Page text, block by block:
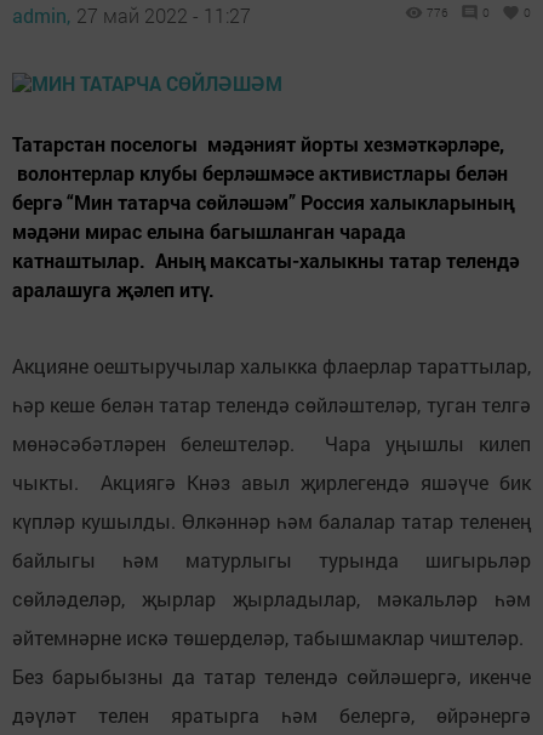
admin, 27 май 2022 - 11:27 776 0 0
Татарстан поселогы мәдәният йорты хезмәткәрләре,
волонтерлар клубы берләшмәсе активистлары белән
бергә “Мин татарча сөйләшәм” Россия халыкларының
мәдәни мирас елына багышланган чарада
катнаштылар. Аның максаты-халыкны татар телендә
аралашуга җәлеп итү.
Акцияне оештыручылар халыкка флаерлар тараттылар,
һәр кеше белән татар телендә сөйләштеләр, туган телгә
мөнәсәбәтләрен белештеләр. Чара уңышлы килеп
чыкты. Акциягә Кнәз авыл җирлегендә яшәүче бик
күпләр кушылды. Өлкәннәр һәм балалар татар теленең
байлыгы һәм матурлыгы турында шигырьләр
сөйләделәр, җырлар җырладылар, мәкальләр һәм
әйтемнәрне искә төшерделәр, табышмаклар чиштеләр.
Без барыбызны да татар телендә сөйләшергә, икенче
дәүләт телен яратырга һәм белергә, өйрәнергә